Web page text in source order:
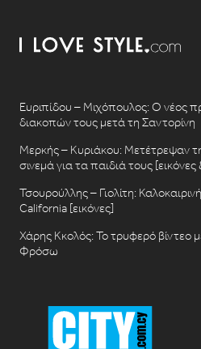
Ευριπίδου – Μιχόπουλος: Ο νέος
διακοπών τους μετά τη Σαντορίνη
Μερκής – Κυριάκου: Μετέτρεψαν
σινεμά για τα παιδιά τους [εικόνες
Τσουρούλλης – Γιολίτη:
California [εικόνες]
Χάρης Κκολός: Το τρυφερό βίντεο
Φρόσω